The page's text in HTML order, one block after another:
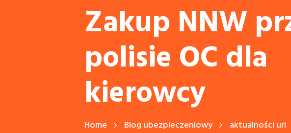
Zakup NNW
polisie OC dla
kierowcy
Home Blog ubezpieczeniowy aktualności url